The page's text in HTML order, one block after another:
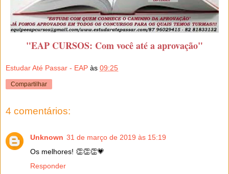
"EAP CURSOS: Com você até a aprovação"
Estudar Até Passar - EAP às 09:25
Compartilhar
4 comentários:
Unknown 31 de março de 2019 às 15:19
Os melhores! 👏👏👏💗
Responder